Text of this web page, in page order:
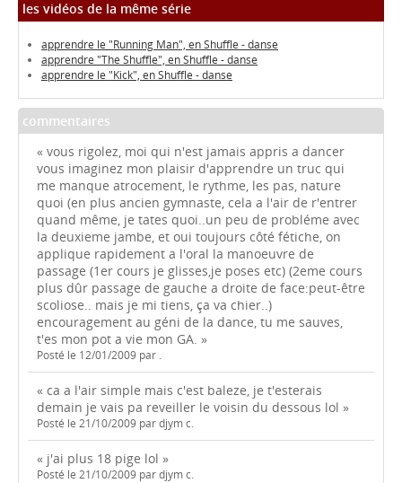
les vidéos de la même série
apprendre le "Running Man", en Shuffle - danse
apprendre "The Shuffle", en Shuffle - danse
apprendre le "Kick", en Shuffle - danse
commentaires
« vous rigolez, moi qui n'est jamais appris a dancer
vous imaginez mon plaisir d'apprendre un truc qui
me manque atrocement, le rythme, les pas, nature
quoi (en plus ancien gymnaste, cela a l'air de r'entrer
quand même, je tates quoi..un peu de probléme avec
la deuxieme jambe, et oui toujours côté fétiche, on
applique rapidement a l'oral la manoeuvre de
passage (1er cours je glisses,je poses etc) (2eme cours
plus dûr passage de gauche a droite de face:peut-être
scoliose.. mais je mi tiens, ça va chier..)
encouragement au géni de la dance, tu me sauves,
t'es mon pot a vie mon GA. »
Posté le 12/01/2009 par .
« ca a l'air simple mais c'est baleze, je t'esterais
demain je vais pa reveiller le voisin du dessous lol »
Posté le 21/10/2009 par djym c.
« j'ai plus 18 pige lol »
Posté le 21/10/2009 par djym c.